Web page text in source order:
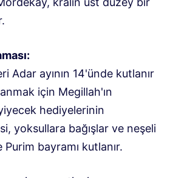
Adar ayının 14'ünde kutlanır
için Megillah'ın
hediyelerinin
yoksullara bağışlar ve neşeli
bayramı kutlanır.